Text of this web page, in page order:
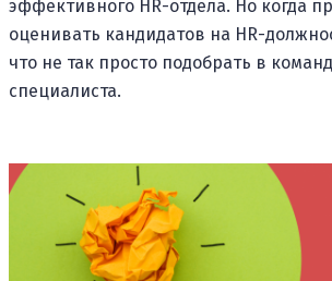
эффективного HR-отдела. Но когда
оценивать кандидатов на HR-
что не так просто подобрать в
специалиста.